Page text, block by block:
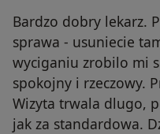
Bardzo dobry lekarz.
sprawa - usuniecie
wyciganiu zrobilo mi
spokojny i rzeczowy.
Wizyta trwala dlugo,
jak za standardowa.